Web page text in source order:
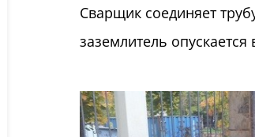
Сварщик соединяет
заземлитель опускается